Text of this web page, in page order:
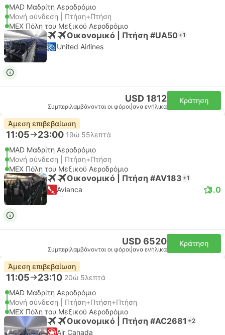
MAD Μαδρίτη Αεροδρόμιο
Μονή σύνδεση | Πτήση+Πτήση
MEX Πόλη του Μεξικού Αεροδρόμιο
Οικονομικό | Πτήση #UA50 +1
United Airlines
USD 1812
Συμπεριλαμβάνονται οι φόροι ανα ενήλικα
Κράτηση
Άμεση επιβεβαίωση
11:05 23:00 19ώ 55λεπτά
MAD Μαδρίτη Αεροδρόμιο
Μονή σύνδεση | Πτήση+Πτήση
MEX Πόλη του Μεξικού Αεροδρόμιο
Οικονομικό | Πτήση #AV183 +1
Avianca 3.0
USD 6520
Συμπεριλαμβάνονται οι φόροι ανα ενήλικα
Κράτηση
Άμεση επιβεβαίωση
11:05 23:10 20ώ 5λεπτά
MAD Μαδρίτη Αεροδρόμιο
Μονή σύνδεση | Πτήση+Πτήση+Πτήση
MEX Πόλη του Μεξικού Αεροδρόμιο
Οικονομικό | Πτήση #AC2681 +2
Air Canada